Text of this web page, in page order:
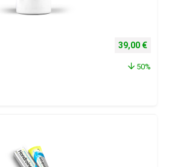
Izvorna
39,00 €
50%